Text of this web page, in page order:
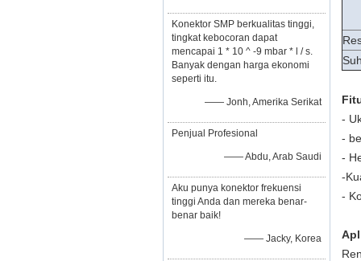
Konektor SMP berkualitas tinggi,
tingkat kebocoran dapat
mencapai 1 * 10 ^ -9 mbar * l / s.
Banyak dengan harga ekonomi
seperti itu.
—— Jonh, Amerika Serikat
Penjual Profesional
—— Abdu, Arab Saudi
Aku punya konektor frekuensi
tinggi Anda dan mereka benar-
benar baik!
—— Jacky, Korea
-
-
-
-
-